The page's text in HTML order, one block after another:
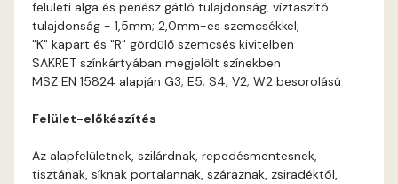
Fern A
Fig-brown A
felületi alga és penész gátló tulajdonság, víztaszító
tulajdonság - 1,5mm; 2,0mm-es szemcsékkel,
"K" kapart és "R" gördülő szemcsés kivitelben
SAKRET színkártyában megjelölt színekben
MSZ EN 15824 alapján G3; E5; S4; V2; W2 besorolású
Felület-előkészítés
Az alapfelületnek, szilárdnak, repedésmentesnek,
tisztának, síknak portalannak, száraznak, zsiradéktól,